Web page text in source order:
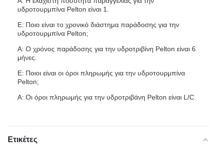
υδροτουρμπίνα Pelton είναι 1.
Ε: Ποιο είναι το χρονικό διάστημα παράδοσης για την
υδροτουρμπίνα Pelton;
Α: Ο χρόνος παράδοσης για την υδροτριβίνη Pelton είναι 6
μήνες.
Ε: Ποιοι είναι οι όροι πληρωμής για την υδροτουρμπίνα
Pelton;
Α: Οι όροι πληρωμής για την υδροτριβάνη Pelton είναι L/C.
Ετικέτες